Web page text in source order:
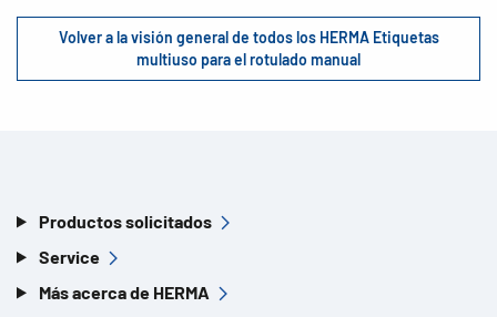
Volver a la visión general de todos los HERMA Etiquetas
multiuso para el rotulado manual
Productos solicitados
Service
Más acerca de HERMA